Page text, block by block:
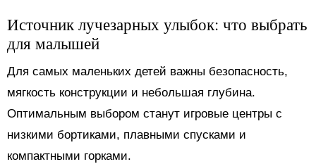
Источник лучезарных улыбок: что выбрать
для малышей
Для самых маленьких детей важны безопасность,
мягкость конструкции и небольшая глубина.
Оптимальным выбором станут игровые центры с
низкими бортиками, плавными спусками и
компактными горками.